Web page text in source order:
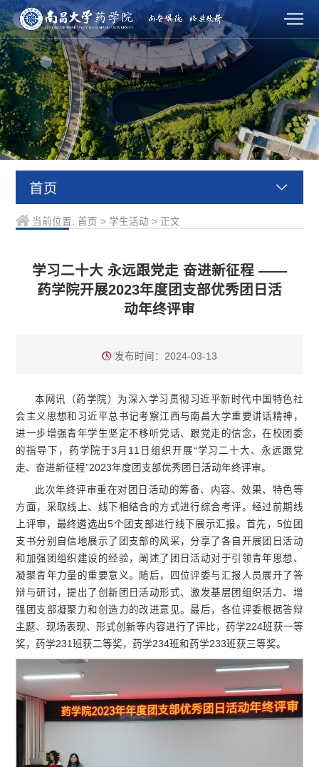
首页
当前位置: 首页 > 学生活动 > 正文
学习二十大 永远跟党走 奋进新征程 ——
药学院开展2023年度团支部优秀团日活
动年终评审
发布时间：2024-03-13
本网讯（药学院）为深入学习贯彻习近平新时代中国特色社
会主义思想和习近平总书记考察江西与南昌大学重要讲话精神，
进一步增强青年学生坚定不移听党话、跟党走的信念，在校团委
的指导下，药学院于3月11日组织开展“学习二十大、永远跟党
走、奋进新征程”2023年度团支部优秀团日活动年终评审。
此次年终评审重在对团日活动的筹备、内容、效果、特色等
方面，采取线上、线下相结合的方式进行综合考评。经过前期线
上评审，最终遴选出5个团支部进行线下展示汇报。首先，5位团
支书分别自信地展示了团支部的风采，分享了各自开展团日活动
和加强团组织建设的经验，阐述了团日活动对于引领青年思想、
凝聚青年力量的重要意义。随后，四位评委与汇报人员展开了答
辩与研讨，提出了创新团日活动形式、激发基层团组织活力、增
强团支部凝聚力和创造力的改进意见。最后，各位评委根据答辩
主题、现场表现、形式创新等内容进行了评比，药学224班获一等
奖，药学231班获二等奖，药学234班和药学233班获三等奖。